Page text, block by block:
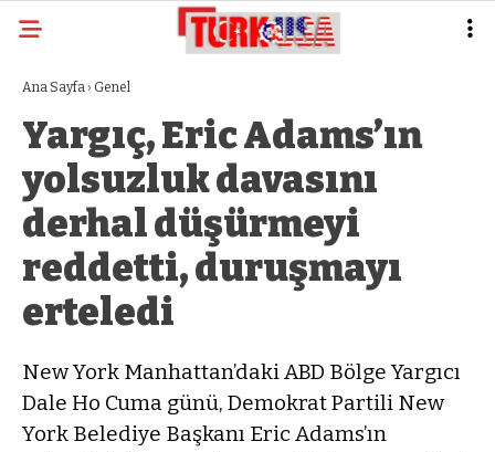
Ana Sayfa › Genel
Yargıç, Eric Adams’ın
yolsuzluk davasını
derhal düşürmeyi
reddetti, duruşmayı
erteledi
New York Manhattan’daki ABD Bölge Yargıcı
Dale Ho Cuma günü, Demokrat Partili New
York Belediye Başkanı Eric Adams’ın